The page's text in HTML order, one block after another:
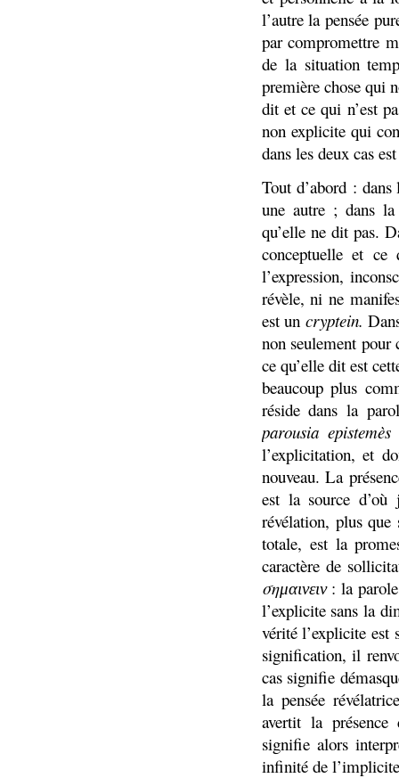
l’autre la pensée
par compromettre
de la situation
première chose qui
dit et ce qui n’est
non explicite qui
dans les deux cas
Tout d’abord :
une autre ; dans la
qu’elle ne dit pas.
conceptuelle et ce
l’expression,
révèle, ni ne
est un cryptein.
non seulement pour
ce qu’elle dit est
beaucoup plus
réside dans la
parousia
l’explicitation, et
nouveau. La
est la source d’où
révélation, plus que
totale, est la
caractère de
σημαινειν :la
l’explicite sans la
vérité l’explicite est
signification, il
cas signifie
la pensée
avertit la présence
signifie alors
infinité de